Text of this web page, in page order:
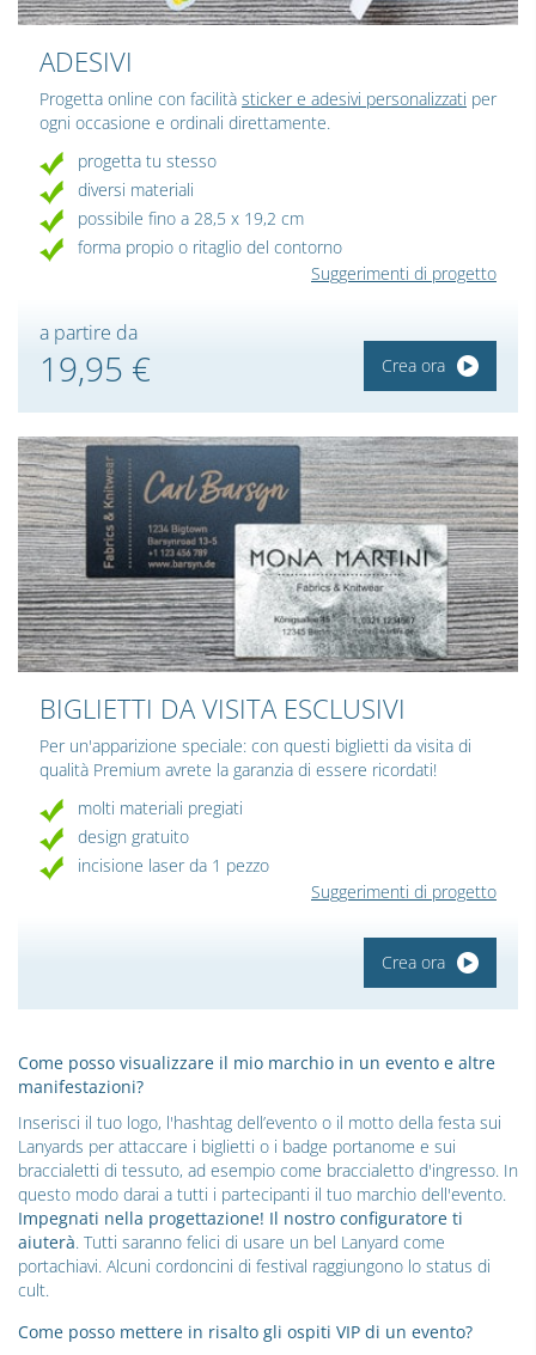
ADESIVI
Progetta online con facilità sticker e adesivi personalizzati per
ogni occasione e ordinali direttamente.
progetta tu stesso
diversi materiali
possibile fino a 28,5 x 19,2 cm
forma propio o ritaglio del contorno
Suggerimenti di progetto
a partire da
19,95 € Crea ora
BIGLIETTI DA VISITA ESCLUSIVI
Per un'apparizione speciale: con questi biglietti da visita di
qualità Premium avrete la garanzia di essere ricordati!
molti materiali pregiati
design gratuito
incisione laser da 1 pezzo
Suggerimenti di progetto
Crea ora
Come posso visualizzare il mio marchio in un evento e altre
manifestazioni?
Inserisci il tuo logo, l'hashtag dell’evento o il motto della festa sui
Lanyards per attaccare i biglietti o i badge portanome e sui
braccialetti di tessuto, ad esempio come braccialetto d'ingresso. In
questo modo darai a tutti i partecipanti il tuo marchio dell'evento.
Impegnati nella progettazione! Il nostro configuratore ti
aiuterà. Tutti saranno felici di usare un bel Lanyard come
portachiavi. Alcuni cordoncini di festival raggiungono lo status di
cult.
Come posso mettere in risalto gli ospiti VIP di un evento?